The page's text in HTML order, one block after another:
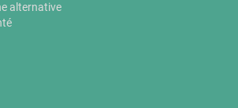
alternative